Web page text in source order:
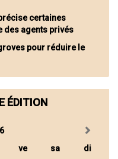
certaines
des agents privés
pour réduire le
ÉDITION
ve sa di